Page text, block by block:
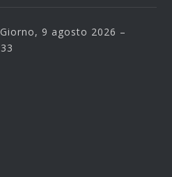
9 agosto 2026 –